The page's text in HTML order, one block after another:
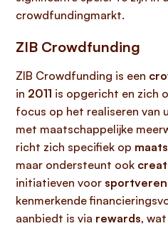
crowdfundingmarkt.
ZIB Crowdfunding
ZIB Crowdfunding is een
in 2011 is opgericht en zich
focus op het realiseren van
met maatschappelijke
richt zich specifiek op
maar ondersteunt ook
initiatieven voor
kenmerkende
aanbiedt is via rewards,